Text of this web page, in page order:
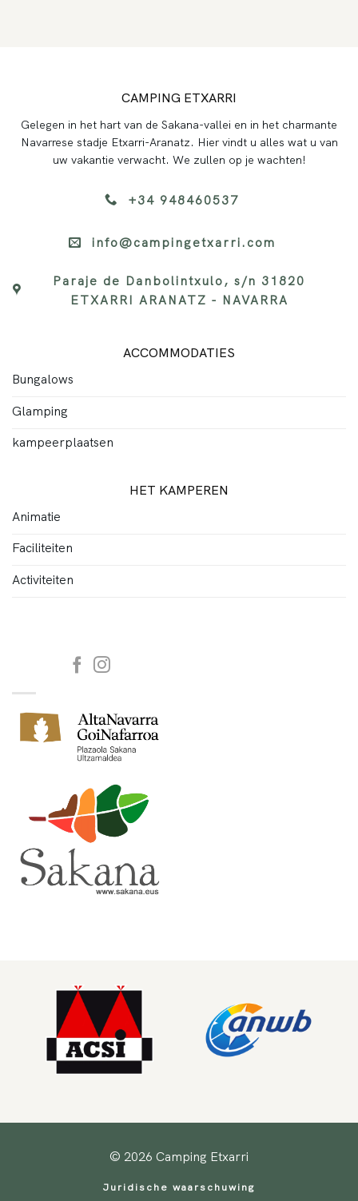
CAMPING ETXARRI
Gelegen in het hart van de Sakana-vallei en in het charmante
Navarrese stadje Etxarri-Aranatz. Hier vindt u alles wat u van
uw vakantie verwacht. We zullen op je wachten!
+34 948460537
info@campingetxarri.com
Paraje de Danbolintxulo, s/n 31820
ETXARRI ARANATZ - NAVARRA
ACCOMMODATIES
Bungalows
Glamping
kampeerplaatsen
HET KAMPEREN
Animatie
Faciliteiten
Activiteiten
© 2026 Camping Etxarri
Juridische waarschuwing